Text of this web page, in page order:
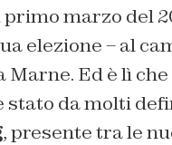
marzo del
elezione – al
Ed è lì
stato da molti
, presente tra le